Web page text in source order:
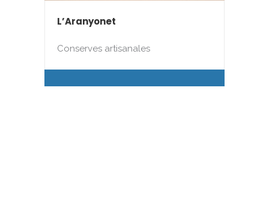
L’Aranyonet
Conserves artisanales